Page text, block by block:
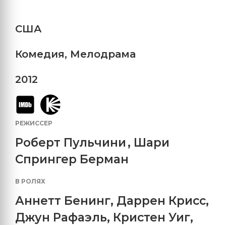
США
Комедия, Мелодрама
2012
РЕЖИССЕР
Роберт Пульчини , Шари
Спрингер Берман
В РОЛЯХ
Аннетт Бенинг, Даррен Крисс,
Джун Рафаэль, Кристен Уиг,